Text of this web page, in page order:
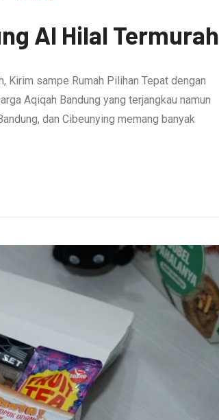
Al Hilal Termurah
Kirim sampe Rumah Pilihan Tepat dengan
Aqiqah Bandung yang terjangkau namun
dan Cibeunying memang banyak